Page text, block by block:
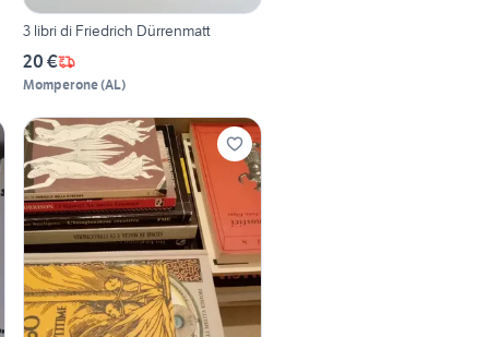
3 libri di Friedrich Dürrenmatt
20 €
Momperone(AL)